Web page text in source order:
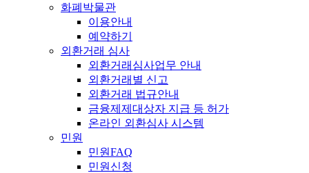
화폐박물관
이용안내
예약하기
외환거래 심사
외환거래심사업무 안내
외환거래별 신고
외환거래 법규안내
금융제제대상자 지급 등 허가
온라인 외환심사 시스템
민원
민원FAQ
민원신청